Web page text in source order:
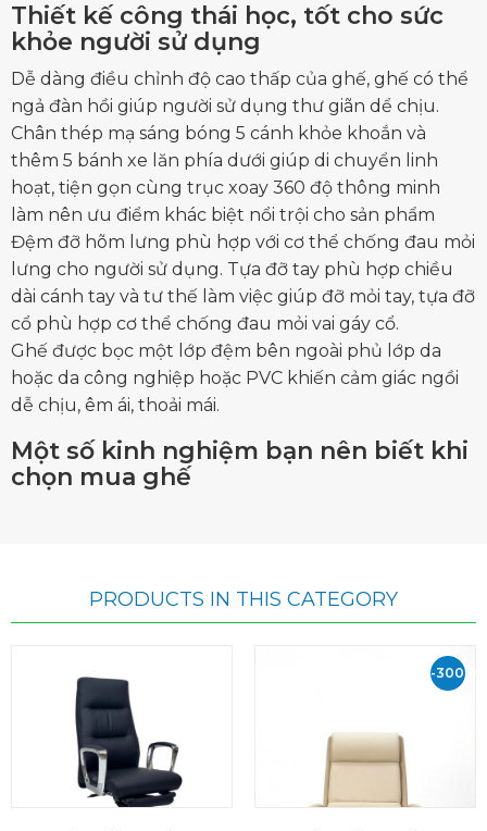
Thiết kế công thái học, tốt cho sức
khỏe người sử dụng
Dễ dàng điều chỉnh độ cao thấp của ghế, ghế có thể
ngả đàn hồi giúp người sử dụng thư giãn dể chịu.
Chân thép mạ sáng bóng 5 cánh khỏe khoắn và
thêm 5 bánh xe lăn phía dưới giúp di chuyển linh
hoạt, tiện gọn cùng trục xoay 360 độ thông minh
làm nên ưu điểm khác biệt nổi trội cho sản phẩm
Đệm đỡ hõm lưng phù hợp với cơ thể chống đau mỏi
lưng cho người sử dụng. Tựa đỡ tay phù hợp chiều
dài cánh tay và tư thế làm việc giúp đỡ mỏi tay, tựa đỡ
cổ phù hợp cơ thể chống đau mỏi vai gáy cổ.
Ghế được bọc một lớp đệm bên ngoài phủ lớp da
hoặc da công nghiệp hoặc PVC khiến cảm giác ngồi
dễ chịu, êm ái, thoải mái.
Một số kinh nghiệm bạn nên biết khi
chọn mua ghế
PRODUCTS IN THIS CATEGORY
-